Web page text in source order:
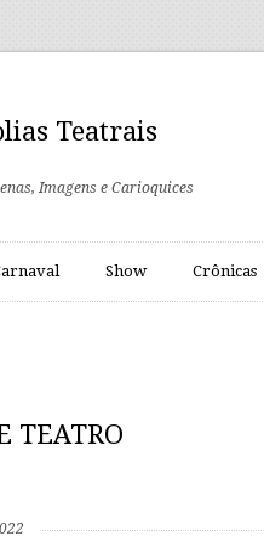
Teatrais
Imagens e Carioquices
Show Crônicas
TEATRO